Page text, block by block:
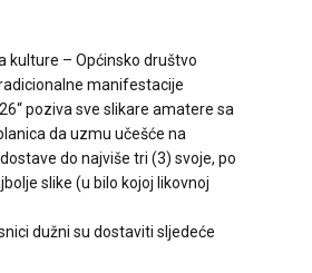
kulture – Općinsko društvo
manifestacije
poziva sve slikare amatere sa
da uzmu učešće na
do najviše tri (3) svoje, po
slike (u bilo kojoj likovnoj
dužni su dostaviti sljedeće